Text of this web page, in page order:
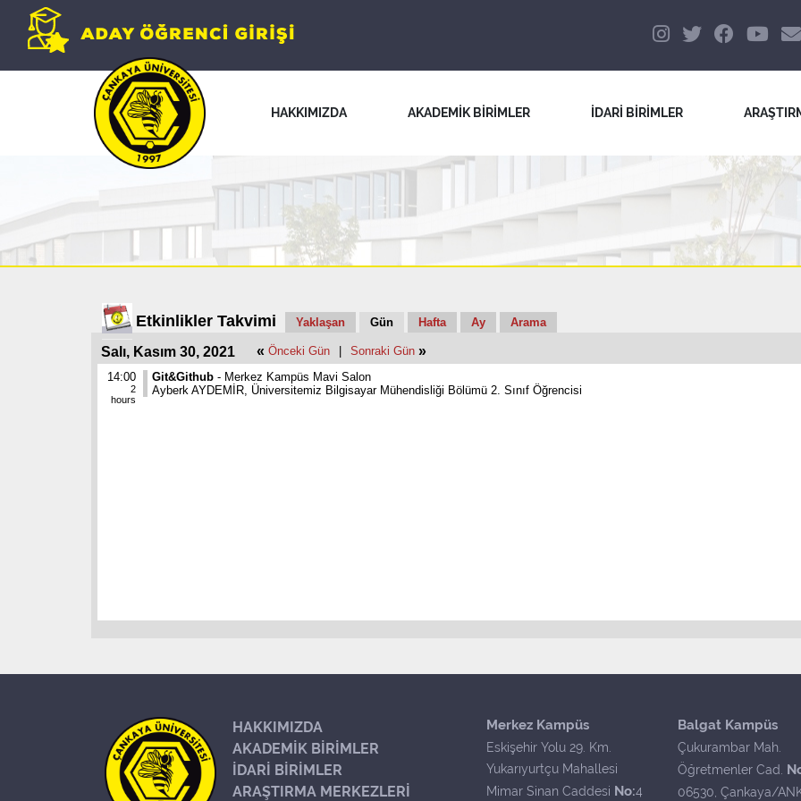
HAKKIMIZDA AKADEMİK BİRİMLER İDARİ BİRİMLER
Etkinlikler Takvimi Yaklaşan Gün Hafta Ay Arama
Salı, Kasım 30, 2021 « Önceki Gün Sonraki Gün »
14:00
2
hours
Git&Github - Merkez Kampüs Mavi Salon
Ayberk AYDEMİR, Üniversitemiz Bilgisayar Mühendisliği Bölümü 2. Sınıf Öğrencisi
HAKKIMIZDA
AKADEMİK BİRİMLER
İDARİ BİRİMLER
ARAŞTIRMA MERKEZLERİ
Merkez Kampüs
Eskişehir Yolu 29. Km.
Yukarıyurtçu Mahallesi
Mimar Sinan Caddesi No:4
Balgat Kampüs
Çukurambar Mah.
Öğretmenler Cad.
06530, Çankaya/